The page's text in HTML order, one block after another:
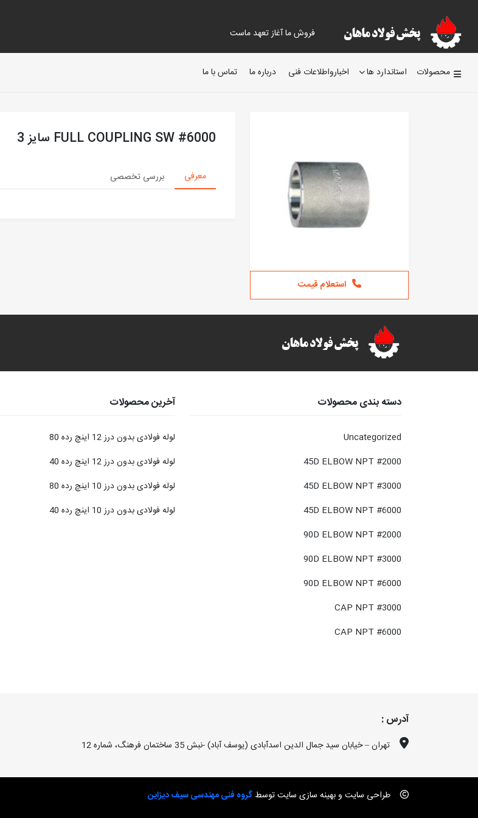
فروش ما آغاز تعهد ماست
محصولات استاندارد ها اخبارواطلاعات فنی درباره ما تماس با ما
استعلام قیمت
FULL COUPLING SW #6000 سایز 3
معرفی بررسی تخصصی
دسته بندی محصولات
Uncategorized
45D ELBOW NPT #2000
45D ELBOW NPT #3000
45D ELBOW NPT #6000
90D ELBOW NPT #2000
90D ELBOW NPT #3000
90D ELBOW NPT #6000
CAP NPT #3000
CAP NPT #6000
آخرین محصولات
لوله فولادی بدون درز 12 اینچ رده 80
لوله فولادی بدون درز 12 اینچ رده 40
لوله فولادی بدون درز 10 اینچ رده 80
لوله فولادی بدون درز 10 اینچ رده 40
آدرس :
تهران – خیابان سید جمال الدین اسدآبادی (یوسف آباد) -نبش 35 ساختمان فرهنگ، شماره 12
طراحی سایت و بهینه سازی سایت توسط گروه فنی مهندسی سیف دیزاین